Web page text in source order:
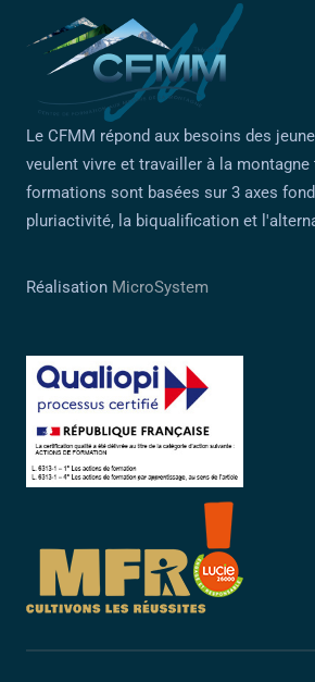
Le CFMM répond aux besoins des
veulent vivre et travailler à la
formations sont basées sur 3 axes
pluriactivité, la biqualification et
Réalisation MicroSystem